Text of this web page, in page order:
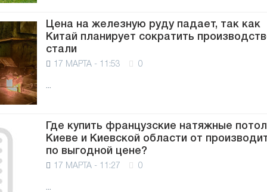
Цена на железную руду падает, так как
Китай планирует сократить
стали
17 МАРТА - 11:53 0
...
Где купить французские натяжные
Киеве и Киевской области от
по выгодной цене?
17 МАРТА - 11:27 0
...